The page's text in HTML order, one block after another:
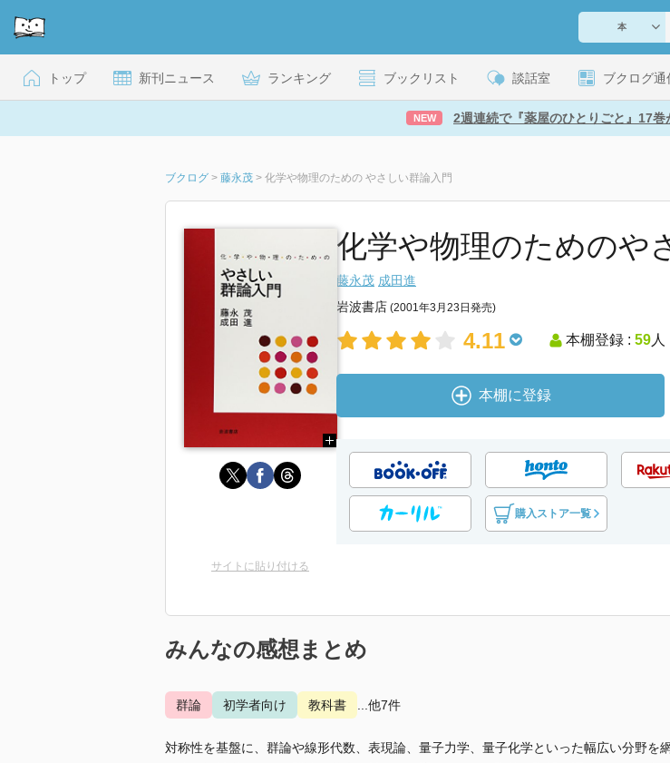
トップ 新刊ニュース ランキング ブックリスト 談話室 ブクログ通
NEW 2週連続で『薬屋のひとりごと』17
ブクログ > 藤永茂 > 化学や物理のための やさしい群論入門
化学や物理のためのや
藤永茂 成田進
岩波書店 (2001年3月23日発売)
4.11 本棚登録 : 59人
本棚に登録
購入ストア一覧
サイトに貼り付ける
みんなの感想まとめ
群論 初学者向け 教科書 ...他7件
対称性を基盤に、群論や線形代数、表現論、量子力学、量子化学といった幅広い分野を